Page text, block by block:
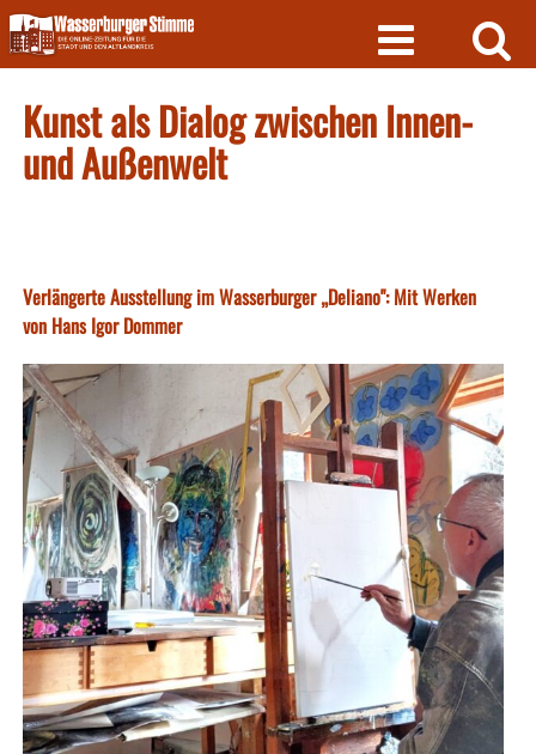
Skip
to
content
Kunst als Dialog zwischen Innen-
und Außenwelt
Verlängerte Ausstellung im Wasserburger „Deliano": Mit Werken
von Hans Igor Dommer